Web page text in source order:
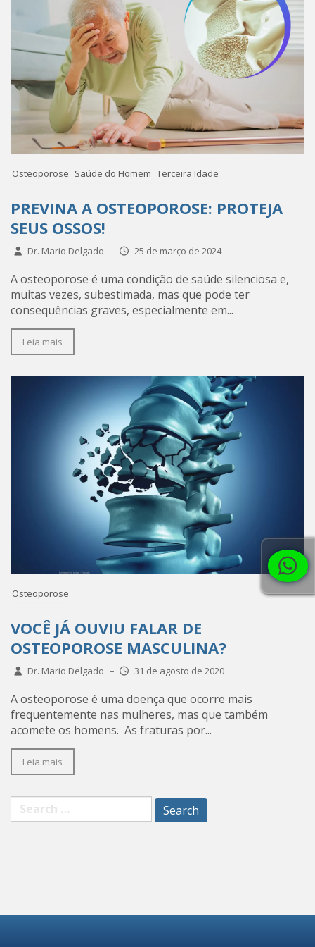
Osteoporose Saúde do Homem Terceira Idade
PREVINA A OSTEOPOROSE: PROTEJA
SEUS OSSOS!
Dr. Mario Delgado – 25 de março de 2024
A osteoporose é uma condição de saúde silenciosa e,
muitas vezes, subestimada, mas que pode ter
consequências graves, especialmente em...
Leia mais
Osteoporose
VOCÊ JÁ OUVIU FALAR DE
OSTEOPOROSE MASCULINA?
Dr. Mario Delgado – 31 de agosto de 2020
A osteoporose é uma doença que ocorre mais
frequentemente nas mulheres, mas que também
acomete os homens. As fraturas por...
Leia mais
Search
for: